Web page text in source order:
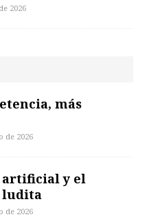
2026
más
de 2026
y el
de 2026